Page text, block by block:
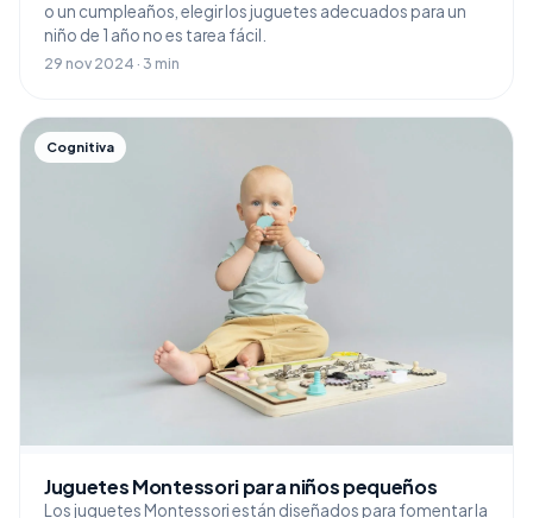
o un cumpleaños, elegir los juguetes adecuados para un
niño de 1 año no es tarea fácil.
29 nov 2024 · 3 min
Cognitiva
Juguetes Montessori para niños pequeños
Los juguetes Montessori están diseñados para fomentar la